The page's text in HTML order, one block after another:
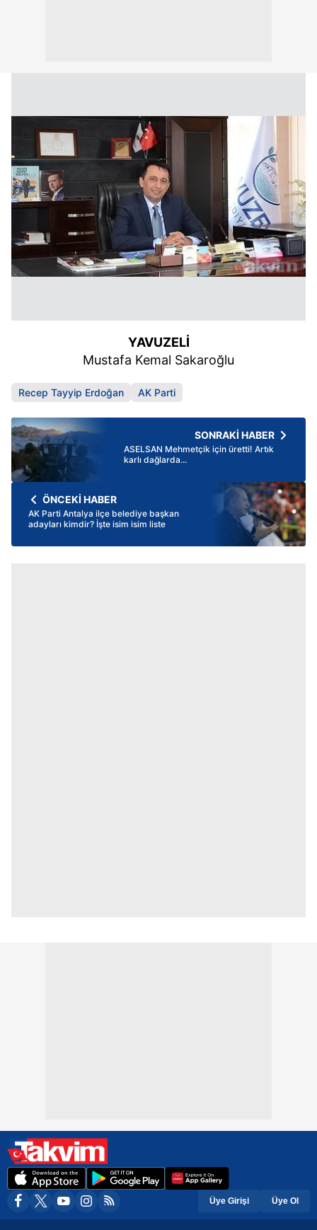
YAVUZELİ
Mustafa Kemal Sakaroğlu
Recep Tayyip Erdoğan AK Parti
SONRAKİ HABER
ASELSAN Mehmetçik için üretti! Artık
karlı dağlarda...
ÖNCEKİ HABER
AK Parti Antalya ilçe belediye başkan
adayları kimdir? İşte isim isim liste
Üye Girişi Üye Ol